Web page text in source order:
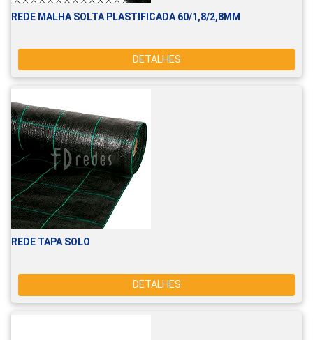
REDE MALHA SOLTA PLASTIFICADA 60/1,8/2,8MM
DETALHES
REDE TAPA SOLO
DETALHES